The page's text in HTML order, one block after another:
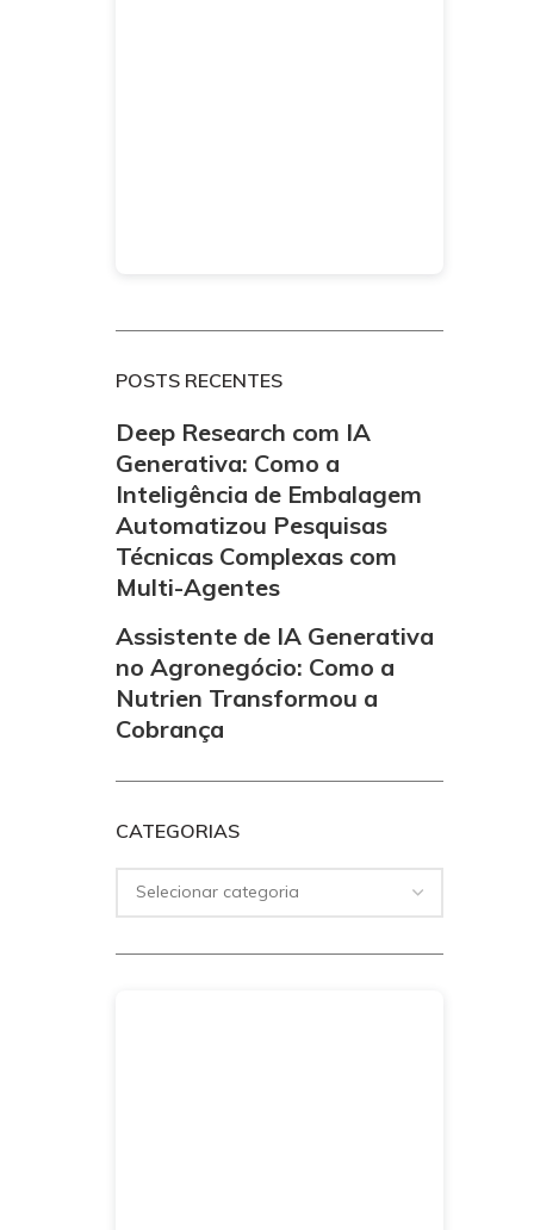
POSTS RECENTES
Deep Research com IA
Generativa: Como a
Inteligência de Embalagem
Automatizou Pesquisas
Técnicas Complexas com
Multi-Agentes
Assistente de IA Generativa
no Agronegócio: Como a
Nutrien Transformou a
Cobrança
CATEGORIAS